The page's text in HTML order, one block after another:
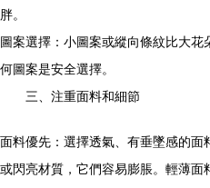
胖。
圖案選擇：小圖案或縱向條紋比大
何圖案是安全選擇。
三、注重面料和細節
面料優先：選擇透氣、有垂墜感的
或閃亮材質，它們容易膨脹。輕薄面